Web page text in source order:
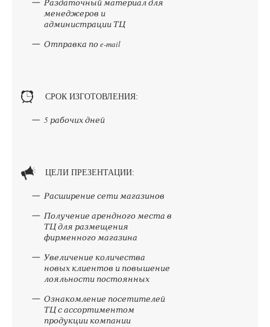
Раздаточный материал для
менеджеров и
администрации ТЦ
Отправка по e-mail
СРОК ИЗГОТОВЛЕНИЯ:
5 рабочих дней
ЦЕЛИ ПРЕЗЕНТАЦИИ:
Расширение сети магазинов
Получение арендного места в
ТЦ для размещения
фирменного магазина
Увеличение количества
новых клиентов и повышение
лояльности постоянных
Ознакомление посетителей
ТЦ с ассортиментом
продукции компании